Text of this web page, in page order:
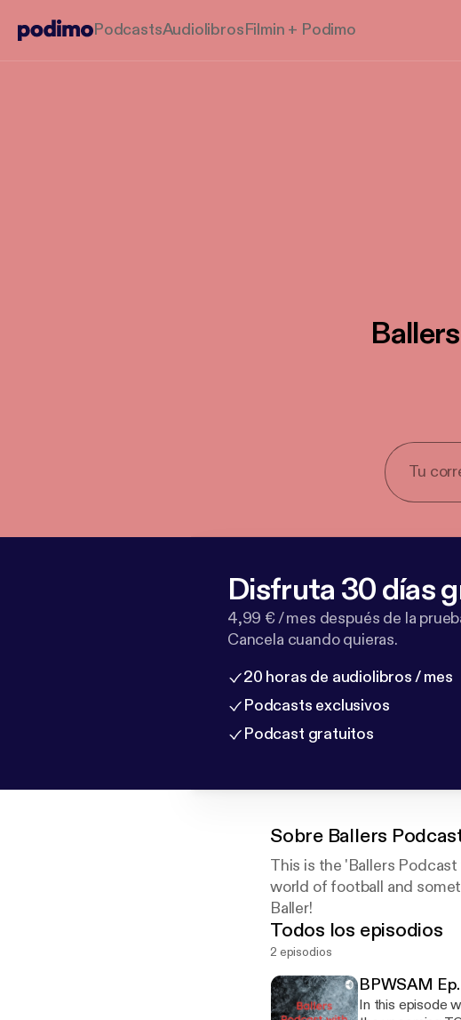
PodcastsAudiolibrosFilmin + Podimo
Disfruta 30 días
4,99 € / mes después de la
Cancela cuando quieras.
20 horas de audiolibros / mes
Podcasts exclusivos
Podcast gratuitos
Sobre Ballers
This is the 'Ballers
world of football and
Baller!
Todos los episodios
2 episodios
BPWSAM
In this episode